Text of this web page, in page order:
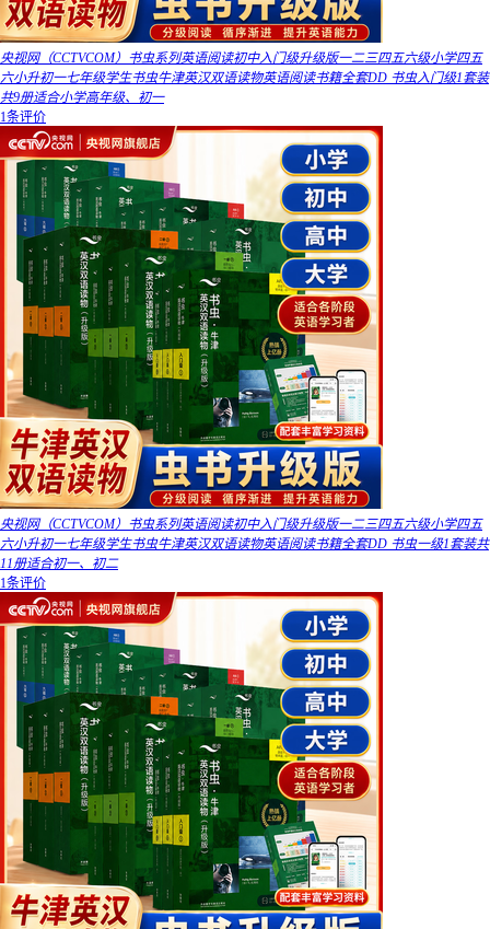
央视网（CCTVCOM）书虫系列英语阅读初中入门级升级版一二三四五六级小学四五
六小升初一七年级学生书虫牛津英汉双语读物英语阅读书籍全套DD 书虫入门级1套装
共9册适合小学高年级、初一
1条评价
央视网（CCTVCOM）书虫系列英语阅读初中入门级升级版一二三四五六级小学四五
六小升初一七年级学生书虫牛津英汉双语读物英语阅读书籍全套DD 书虫一级1套装共
11册适合初一、初二
1条评价